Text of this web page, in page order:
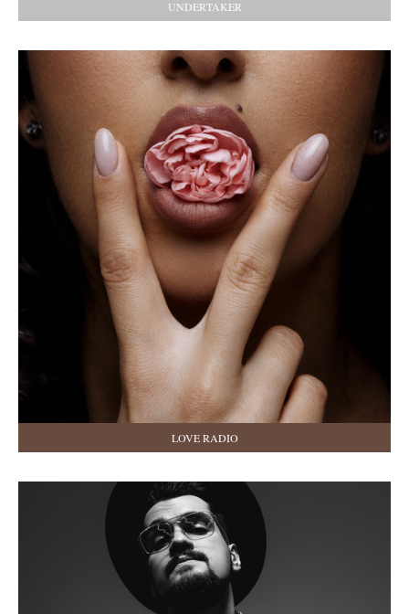
UNDERTAKER
LOVE RADIO